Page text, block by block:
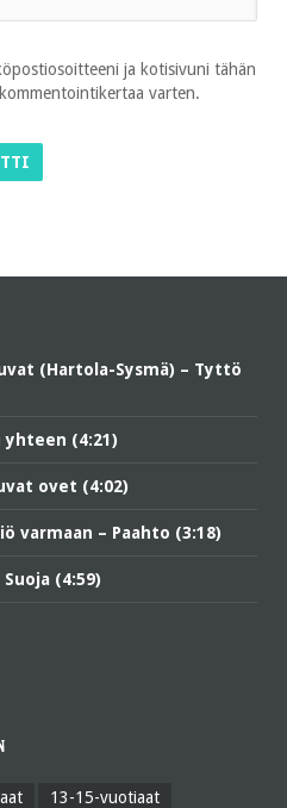
ja kotisivuni tähän
varten.
(Hartola-Sysmä) – Tyttö
yhteen (4:21)
ovet (4:02)
varmaan – Paahto (3:18)
(4:59)
13-15-vuotiaat